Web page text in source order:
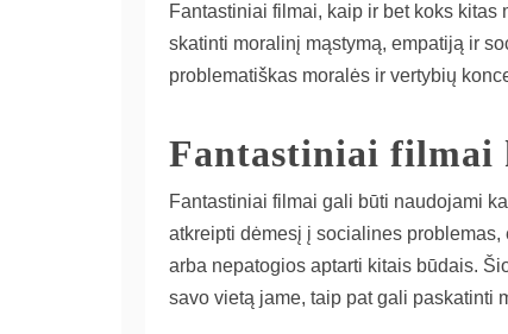
Fantastiniai filmai, kaip ir bet koks kitas
skatinti moralinį mąstymą, empatiją ir
problematiškas moralės ir vertybių
Fantastiniai filmai
Fantastiniai filmai gali būti naudojami
atkreipti dėmesį į socialines
arba nepatogios aptarti kitais būdais.
savo vietą jame, taip pat gali paskatinti